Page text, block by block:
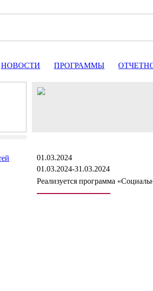
НОВОСТИ ПРОГРАММЫ
01.03.2024
01.03.2024-31.03.2024
Реализуется программа